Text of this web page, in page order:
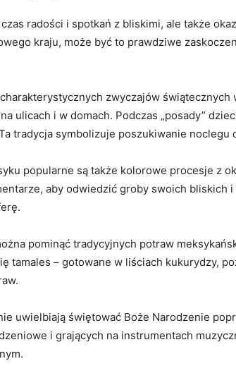
radości i spotkań z bliskimi, ale także
kraju, może być to prawdziwe
zwyczajów świątecznych
ulicach i w domach. Podczas „posady”
tradycja symbolizuje poszukiwanie noclegu
popularne są także kolorowe procesje z
aby odwiedzić groby swoich
pominąć tradycyjnych potraw
tamales – gotowane w liściach kukurydzy,
uwielbiają świętować Boże Narodzenie
i grających na instrumentach